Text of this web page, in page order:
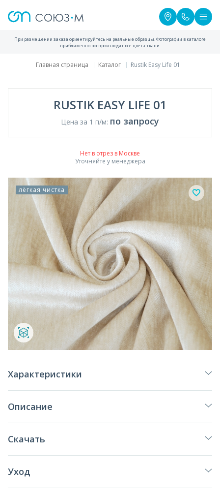
При размещении заказа ориентируйтесь на реальные образцы. Фотографии в каталоге
приближенно воспроизводят все цвета ткани.
Главная страница Каталог Rustik Easy Life 01
RUSTIK EASY LIFE 01
Цена за 1 п/м: по запросу
Нет в отрез в Москве
Уточняйте у менеджера
лёгкая чистка
Характеристики
Описание
Скачать
Уход